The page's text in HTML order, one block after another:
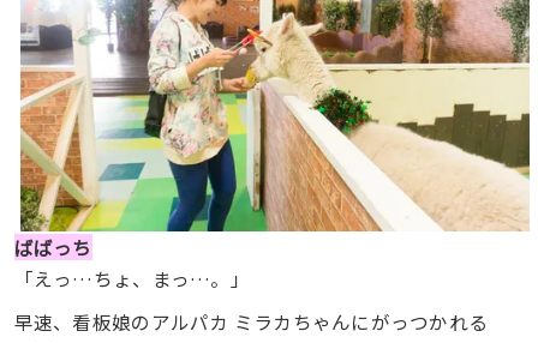
ばばっち
「えっ…ちょ、まっ…。」
早速、看板娘のアルパカ ミラカちゃんにがっつかれる